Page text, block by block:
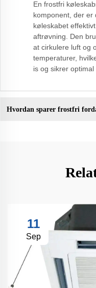
En frostfri
komponent, der er
køleskabet
aftrøvning. Den
at cirkulere luft og
temperaturer,
is og sikrer
Hvordan sparer frostfri
11
Sep